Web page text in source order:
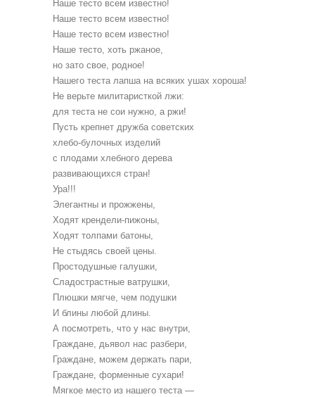
Наше тесто всем известно!
Наше тесто всем известно!
Наше тесто всем известно!
Наше тесто, хоть ржаное,
но зато свое, родное!
Нашего теста лапша на всяких ушах хороша!
Не верьте милитаристкой лжи:
для теста не сои нужно, а ржи!
Пусть крепнет дружба советских
хлебо-булочных изделий
с плодами хлебного дерева
развивающихся стран!
Ура!!!
Элегантны и прожжены,
Ходят крендели-пижоны,
Ходят толпами батоны,
Не стыдясь своей цены.
Простодушные галушки,
Сладострастные ватрушки,
Плюшки мягче, чем подушки
И блины любой длины.
А посмотреть, что у нас внутри,
Граждане, дьявол нас разбери,
Граждане, можем держать пари,
Граждане, форменные сухари!
Мягкое место из нашего теста —